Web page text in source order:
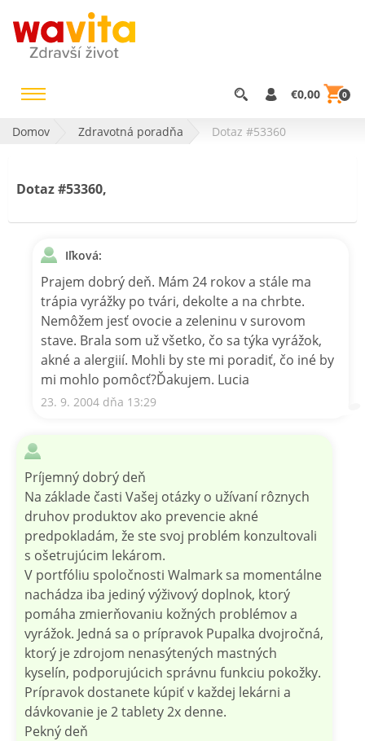
€0,00 0
Domov Zdravotná poradňa Dotaz #53360
Dotaz #53360,
Iľková:
Prajem dobrý deň. Mám 24 rokov a stále ma
trápia vyrážky po tvári, dekolte a na chrbte.
Nemôžem jesť ovocie a zeleninu v surovom
stave. Brala som už všetko, čo sa týka vyrážok,
akné a alergiií. Mohli by ste mi poradiť, čo iné by
mi mohlo pomôcť?Ďakujem. Lucia
23. 9. 2004 dňa 13:29
Príjemný dobrý deň
Na základe časti Vašej otázky o užívaní rôznych
druhov produktov ako prevencie akné
predpokladám, že ste svoj problém konzultovali
s ošetrujúcim lekárom.
V portfóliu spoločnosti Walmark sa momentálne
nachádza iba jediný výživový doplnok, ktorý
pomáha zmierňovaniu kožných problémov a
vyrážok. Jedná sa o prípravok Pupalka dvojročná,
ktorý je zdrojom nenasýtených mastných
kyselín, podporujúcich správnu funkciu pokožky.
Prípravok dostanete kúpiť v každej lekárni a
dávkovanie je 2 tablety 2x denne.
Pekný deň